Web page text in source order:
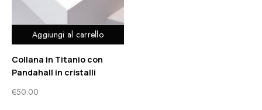
Aggiungi al carrello
Collana in Titanio con
Pandahall in cristalli
€50.00